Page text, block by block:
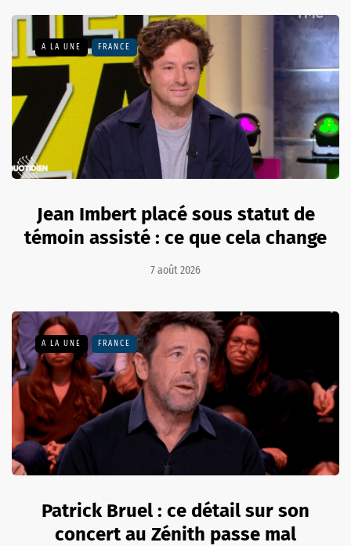
A LA UNE FRANCE
Jean Imbert placé sous statut de
témoin assisté : ce que cela change
7 août 2026
A LA UNE FRANCE
Patrick Bruel : ce détail sur son
concert au Zénith passe mal